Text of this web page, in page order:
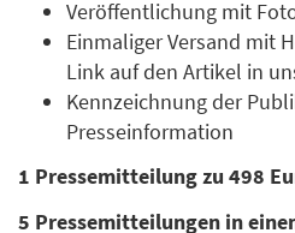
Veröffentlichung mit
Einmaliger Versand mit
Link auf den Artikel in
Kennzeichnung der
Presseinformation
1 Pressemitteilung zu 498
5 Pressemitteilungen in